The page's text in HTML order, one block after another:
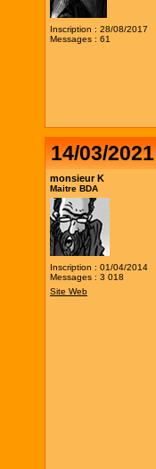
Inscription : 28/08/2017
Messages : 61
14/03/
monsieur K
Maitre BDA
Inscription : 01/04/2014
Messages : 3 018
Site Web